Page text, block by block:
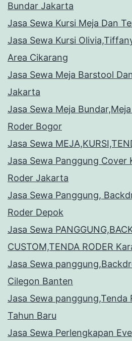
Bundar Jakarta
Jasa Sewa Kursi Meja Dan
Jasa Sewa Kursi
Area Cikarang
Jasa Sewa Meja Barstool
Jakarta
Jasa Sewa Meja
Roder Bogor
Jasa Sewa
Jasa Sewa Panggung Cover
Roder Jakarta
Jasa Sewa Panggung,
Roder Depok
Jasa Sewa
CUSTOM,TENDA RODER
Jasa Sewa
Cilegon Banten
Jasa Sewa panggung,Tenda
Tahun Baru
Jasa Sewa Perlengkapan